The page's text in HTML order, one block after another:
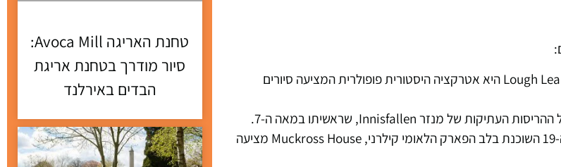
: בית מגדל מהמאה ה-15 הממוקם על חופי Lough Leane, Ross Castle היא אטרקציה היסטורית פופולרית המציעה סיורים
: אחוזה ויקטוריאנית יפהפייה מהמאה ה-19 השוכנת בלב הפארק הלאומי קילרני, Muckross House מציעה
טחנת האריגה Avoca Mill:
סיור מודרך בטחנת אריגת
הבדים באירלנד